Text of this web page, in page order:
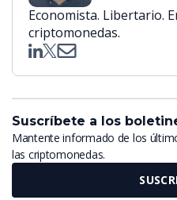
Economista. Libertario.
criptomonedas.
Suscríbete a los
Mantente informado de los
las criptomonedas.